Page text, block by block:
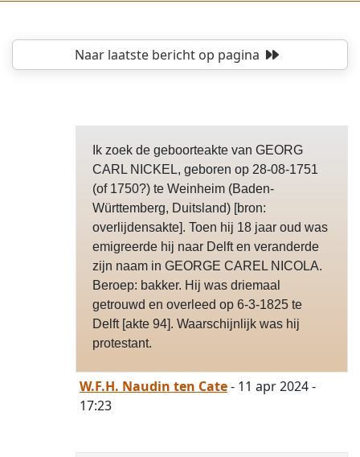
Naar laatste berichtop pagina
Ik zoek de geboorteakte van GEORG
CARL NICKEL, geboren op 28-08-1751
(of 1750?) te Weinheim (Baden-
Württemberg, Duitsland) [bron:
overlijdensakte]. Toen hij 18 jaar oud was
emigreerde hij naar Delft en veranderde
zijn naam in GEORGE CAREL NICOLA.
Beroep: bakker. Hij was driemaal
getrouwd en overleed op 6-3-1825 te
Delft [akte 94]. Waarschijnlijk was hij
protestant.
W.F.H. Naudin ten Cate- 11 apr 2024 -
17:23